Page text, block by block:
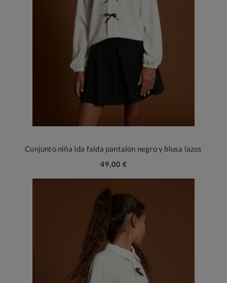
Conjunto niña Ida falda pantalón negro y blusa lazos
49,00 €